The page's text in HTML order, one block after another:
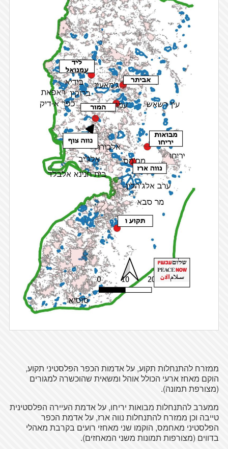
ממזרח להתנחלות תקוע, על אדמות הכפר הפלסטיני תקוע,
הוקם מאחז ארעי הכולל אוהל ומשאית שהוכשרה למגורים
(מצורפת תמונה).
ממערב להתנחלות מבואות יריחו, על אדמת העיירה הפלסטינית
טייבה וכן ממזרח להתנחלות נווה ארז, על אדמת הכפר
הפלסטיני מאחמס, הוקמו שני מאחזי רועים בקרבת מאהלי
בדווים (מצורפות תמונות משני המאחזים).